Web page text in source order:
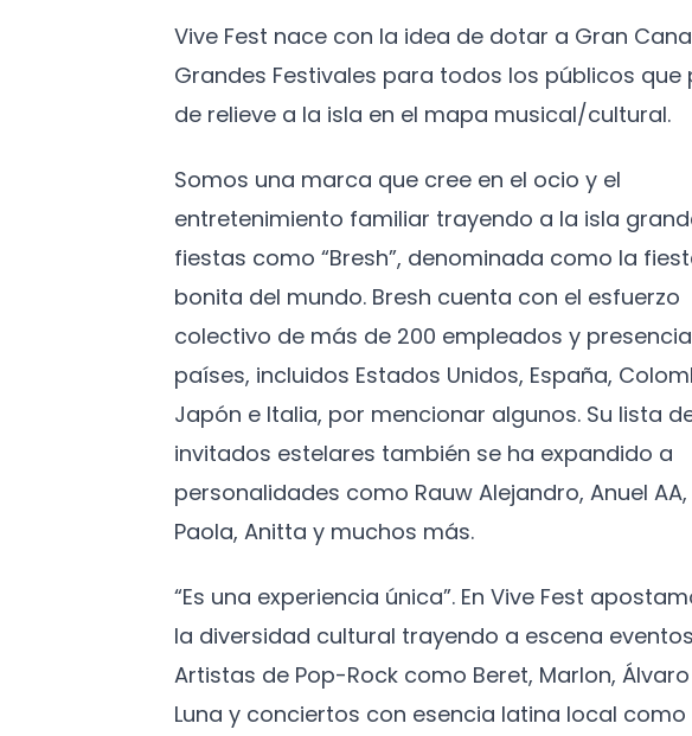
Vive Fest nace con la idea de dotar a Gran
Grandes Festivales para todos los públicos que
de relieve a la isla en el mapa musical/cultural.
Somos una marca que cree en el ocio y el
entretenimiento familiar trayendo a la isla
fiestas como “Bresh”, denominada como la
bonita del mundo. Bresh cuenta con el esfuerzo
colectivo de más de 200 empleados y presencia
países, incluidos Estados Unidos, España,
Japón e Italia, por mencionar algunos. Su lista
invitados estelares también se ha expandido a
personalidades como Rauw Alejandro, Anuel
Paola, Anitta y muchos más.
“Es una experiencia única”. En Vive Fest
la diversidad cultural trayendo a escena
Artistas de Pop-Rock como Beret, Marlon,
Luna y conciertos con esencia latina local como